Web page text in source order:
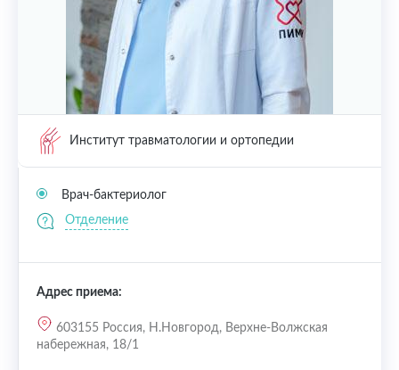
Институт травматологии и ортопедии
Врач-бактериолог
Отделение
Адрес приема:
603155 Россия, Н.Новгород, Верхне-Волжская
набережная, 18/1